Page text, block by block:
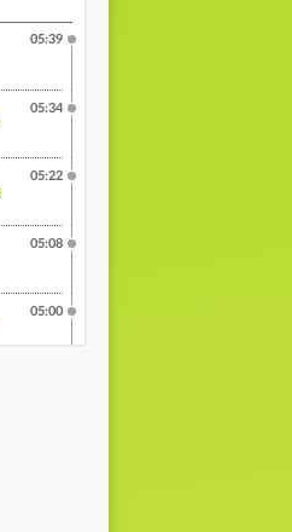
05:39
05:34
05:22
05:08
05:00